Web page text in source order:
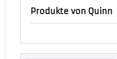
Produkte von Quinn